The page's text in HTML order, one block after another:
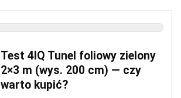
Test 4IQ Tunel foliowy zielony
2×3 m (wys. 200 cm) — czy
warto kupić?